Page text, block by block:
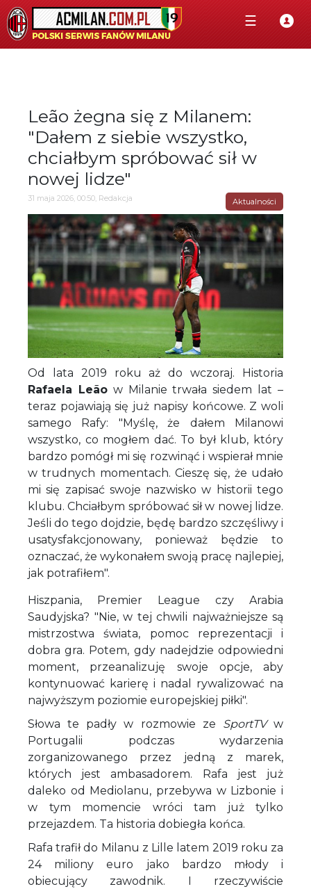
☰
Leão żegna się z Milanem:
"Dałem z siebie wszystko,
chciałbym spróbować sił w
nowej lidze"
31 maja 2026, 00:50, Redakcja Aktualności
Od lata 2019 roku aż do wczoraj. Historia
Rafaela Leãow Milanie trwała siedem lat –
teraz pojawiają się już napisy końcowe. Z woli
samego Rafy: "Myślę, że dałem Milanowi
wszystko, co mogłem dać. To był klub, który
bardzo pomógł mi się rozwinąć i wspierał mnie
w trudnych momentach. Cieszę się, że udało
mi się zapisać swoje nazwisko w historii tego
klubu. Chciałbym spróbować sił w nowej lidze.
Jeśli do tego dojdzie, będę bardzo szczęśliwy i
usatysfakcjonowany, ponieważ będzie to
oznaczać, że wykonałem swoją pracę najlepiej,
jak potrafiłem".
Hiszpania, Premier League czy Arabia
Saudyjska? "Nie, w tej chwili najważniejsze są
mistrzostwa świata, pomoc reprezentacji i
dobra gra. Potem, gdy nadejdzie odpowiedni
moment, przeanalizuję swoje opcje, aby
kontynuować karierę i nadal rywalizować na
najwyższym poziomie europejskiej piłki".
Słowa te padły w rozmowie ze SportTVw
Portugalii podczas wydarzenia
zorganizowanego przez jedną z marek,
których jest ambasadorem. Rafa jest już
daleko od Mediolanu, przebywa w Lizbonie i
w tym momencie wróci tam już tylko
przejazdem. Ta historia dobiegła końca.
Rafa trafił do Milanu z Lille latem 2019 roku za
24 miliony euro jako bardzo młody i
obiecujący zawodnik. I rzeczywiście